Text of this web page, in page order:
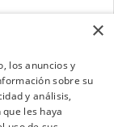
×
los anuncios y
sobre su
y análisis,
les haya